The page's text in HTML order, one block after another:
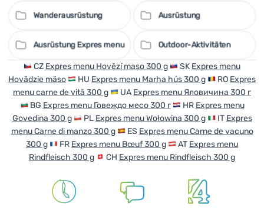
werden. In der Natur können Sie zum Aufwärmen des
Selbsterwärmung ausnutzen.
Wanderausrüstung Ausrüstung
Ausrüstung Expres menu Outdoor-Aktivitäten
CZ Expres menu Hovězí maso 300 g SK Expres menu
Hovädzie mäso
HU Expres menu Marha hús 300 g RO Expres
menu carne de vită 300 g
UA Expres menu Яловичина 300 г
BG Expres menu Говеждо месо 300 г HR Expres menu
Govedina 300 g
PL Expres menu Wołowina 300 g IT Expres
menu Carne di manzo 300 g
ES Expres menu Carne de vacuno
300 g
FR Expres menu Bœuf 300 g AT Expres menu
Rindfleisch 300 g
CH Expres menu Rindfleisch 300 g